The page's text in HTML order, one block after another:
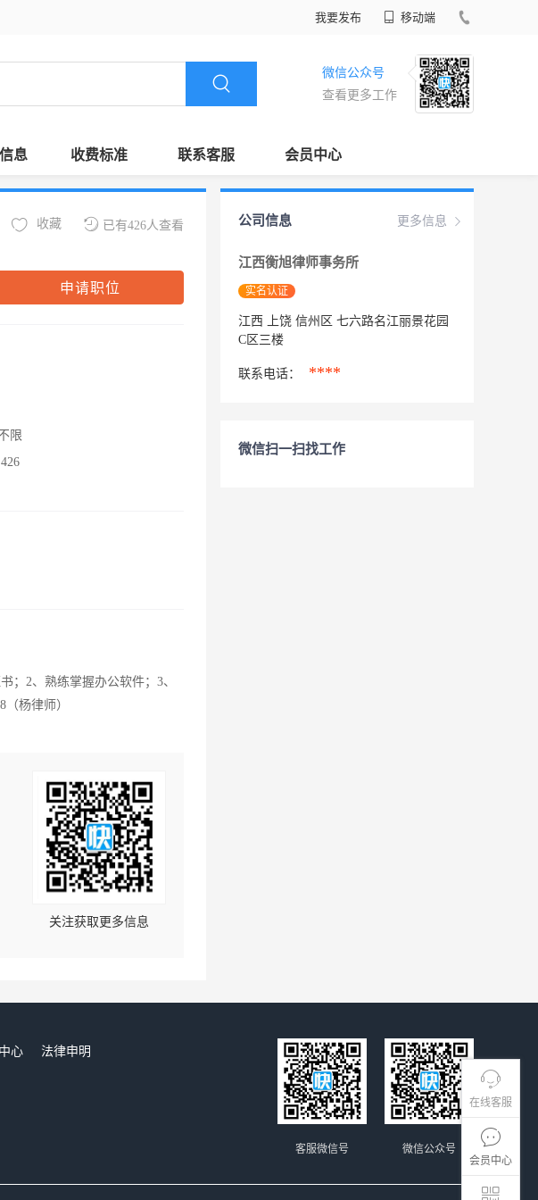
我要发布 移动端
微信公众号
查看更多工作
息 收费标准 联系客服 会员中心
在线客服
会员中心
已有426人查看
收藏
申请职位
限
426
；2、熟练掌握办公软件；3、
杨律师）
关注获取更多信息
更多信息
公司信息
江西衡旭律师事务所
实名认证
江西 上饶 信州区 七六路名江丽景花园
C区三楼
联系电话： ****
微信扫一扫找工作
心
法律申明
微信公众号
客服微信号